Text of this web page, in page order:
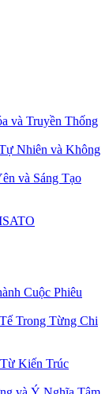
và Truyền Thống
Nhiên và Không
và Sáng Tạo
Cuộc Phiêu
Trong Từng Chi
Kiến Trúc